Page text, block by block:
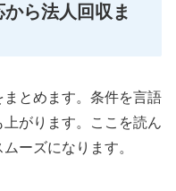
ら法人回収ま
とめます。条件を言語
がります。ここを読ん
ーズになります。